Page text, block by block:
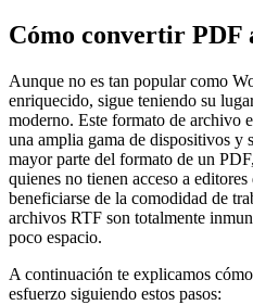
Cómo convertir PDF
Aunque no es tan popular como
enriquecido, sigue teniendo su
moderno. Este formato de archivo
una amplia gama de dispositivos y
mayor parte del formato de un
quienes no tienen acceso a
beneficiarse de la comodidad de
archivos RTF son totalmente
poco espacio.
A continuación te explicamos
esfuerzo siguiendo estos pasos: